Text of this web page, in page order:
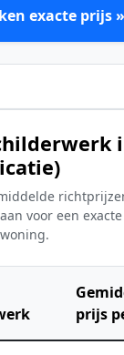
exacte prijs »
voor een
prijs